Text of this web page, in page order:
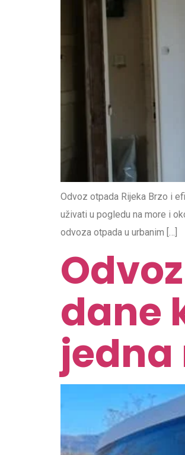
Odvoz otpada Rijeka Brzo i
uživati u pogledu na more i
odvoza otpada u urbanim […]
dane
jedna